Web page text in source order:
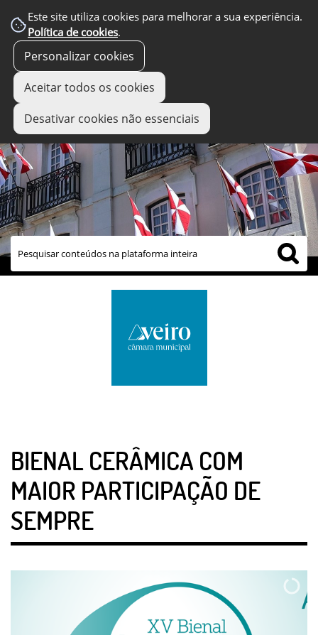
Este site utiliza cookies para melhorar a sua experiência.
Política de cookies.
Personalizar cookies
Aceitar todos os cookies
Desativar cookies não essenciais
links úteis
BIENAL CERÂMICA COM
MAIOR PARTICIPAÇÃO DE
SEMPRE